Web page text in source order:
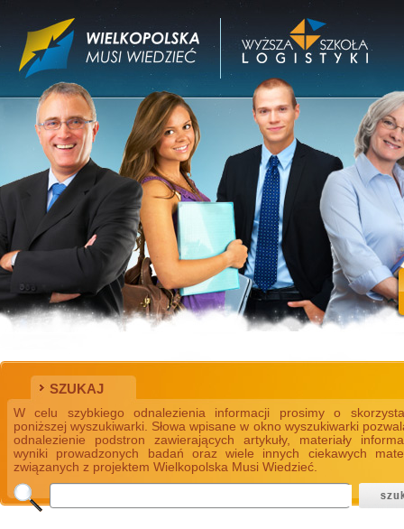
SZUKAJ
W celu szybkiego odnalezienia informacji prosimy o
poniższej wyszukiwarki. Słowa wpisane w okno wyszukiwarki
odnalezienie podstron zawierających artykuły, materiały
wyniki prowadzonych badań oraz wiele innych ciekawych
związanych z projektem Wielkopolska Musi Wiedzieć.